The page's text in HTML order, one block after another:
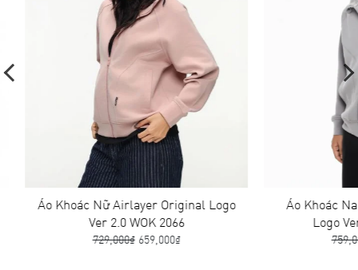
Áo Khoác Nữ Airlayer Original Logo
Ver 2.0 WOK 2066
729,000₫ 659,000₫
Áo Khoác
Logo Ver